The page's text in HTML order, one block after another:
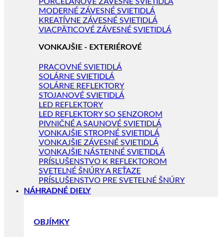
PORCELÁNOVÉ ZÁVESNÉ SVIETIDLÁ
MODERNÉ ZÁVESNÉ SVIETIDLÁ
KREATÍVNE ZÁVESNÉ SVIETIDLÁ
VIACPÄTICOVÉ ZÁVESNÉ SVIETIDLÁ
VONKAJŠIE - EXTERIÉROVÉ
PRACOVNÉ SVIETIDLÁ
SOLÁRNE SVIETIDLÁ
SOLÁRNE REFLEKTORY
STOJANOVÉ SVIETIDLÁ
LED REFLEKTORY
LED REFLEKTORY SO SENZOROM
PIVNIČNÉ A SAUNOVÉ SVIETIDLÁ
VONKAJŠIE STROPNÉ SVIETIDLÁ
VONKAJŠIE ZÁVESNÉ SVIETIDLÁ
VONKAJŠIE NÁSTENNÉ SVIETIDLÁ
PRÍSLUŠENSTVO K REFLEKTOROM
SVETELNÉ ŠNÚRY A REŤAZE
PRÍSLUŠENSTVO PRE SVETELNÉ ŠNÚRY
NÁHRADNÉ DIELY
OBJÍMKY